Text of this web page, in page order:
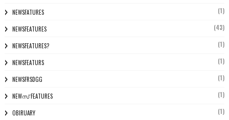
NEWSFATURES (1)
NEWSFEATURES (43)
NEWSFEATURES? (1)
NEWSFEATURS (1)
NEWSFRSDGG (1)
NEWസ് FEATURES (1)
OBIRUARY (1)